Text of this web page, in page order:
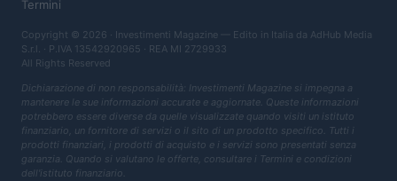
Termini
Copyright © 2026 · Investimenti Magazine — Edito in Italia da AdHub Media
S.r.l. · P.IVA 13542920965 · REA MI 2729933
All Rights Reserved
Dichiarazione di non responsabilità: Investimenti Magazine si impegna a
mantenere le sue informazioni accurate e aggiornate. Queste informazioni
potrebbero essere diverse da quelle visualizzate quando visiti un istituto
finanziario, un fornitore di servizi o il sito di un prodotto specifico. Tutti i
prodotti finanziari, i prodotti di acquisto e i servizi sono presentati senza
garanzia. Quando si valutano le offerte, consultare i Termini e condizioni
dell'istituto finanziario.